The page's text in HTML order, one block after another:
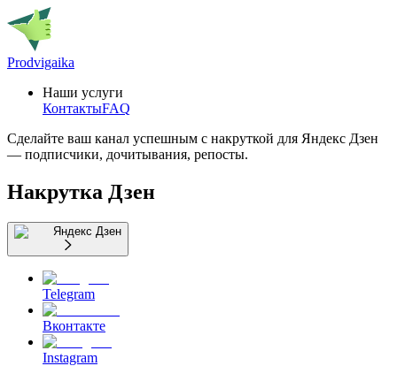
Prodvigaika
Наши услуги
КонтактыFAQ
Сделайте ваш канал успешным с накруткой для Яндекс Дзен
— подписчики, дочитывания, репосты.
Накрутка Дзен
Яндекс Дзен
Telegram
Вконтакте
Instagram